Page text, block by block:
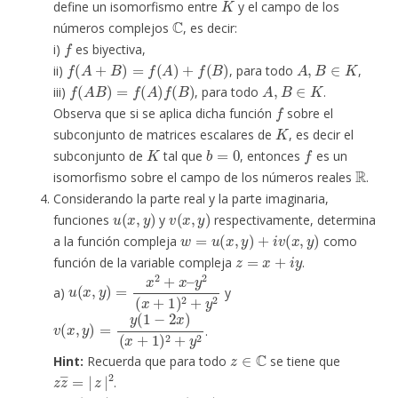
define un isomorfismo entre
y el campo de los
números complejos
C
, es decir:
i)
f
es biyectiva,
ii)
f(A+B)=f(A)+ f (B)
, para todo
A B∈
,
iii)
f(AB)=f(A f(B)
, para todo
A,B∈K
.
Observa que si se aplica dicha función
f
sobre el
subconjunto de matrices escalares de
K
, es decir el
subconjunto de
K
tal que
b=0
, entonces
f
es un
isomorfismo sobre el campo de los números reales
R
.
Considerando la parte real y la parte imaginaria,
funciones
u(x ,y )
y
v(x,y)
respectivamente, determina
a la función compleja
w=u (x,y)+iv(x,y)
como
función de la variable compleja
z=x + y
.
a)
( = x–
2 1 2
y
(x = 2x)
x 2
.
Hint: Recuerda que para todo
C
se tiene que
zz― =|z|2
.
( xy )= (x =